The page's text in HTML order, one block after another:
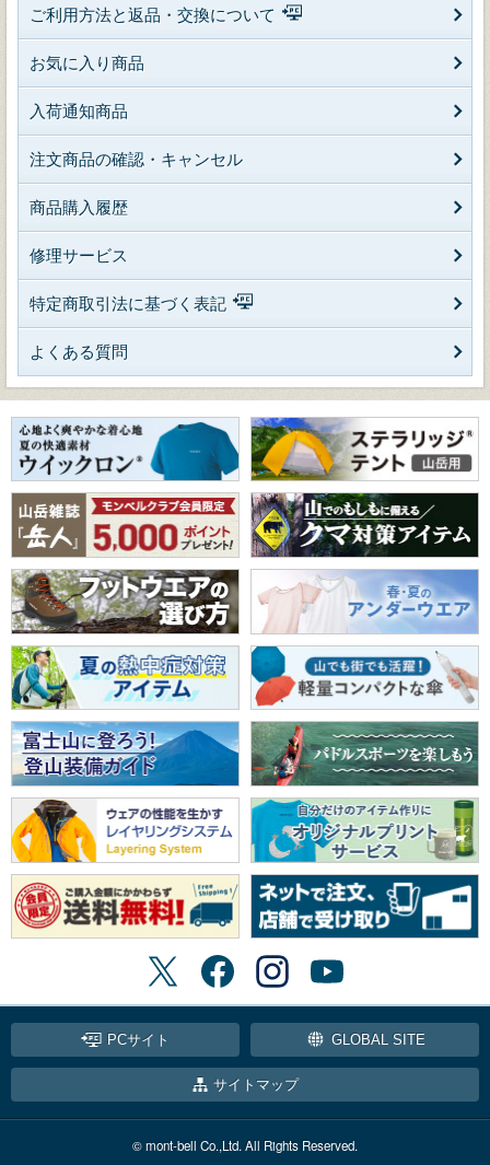
ご利用方法と返品・交換について
お気に入り商品
入荷通知商品
注文商品の確認・キャンセル
商品購入履歴
修理サービス
特定商取引法に基づく表記
よくある質問
PCサイト GLOBAL SITE
サイトマップ
© mont-bell Co.,Ltd. All Rights Reserved.